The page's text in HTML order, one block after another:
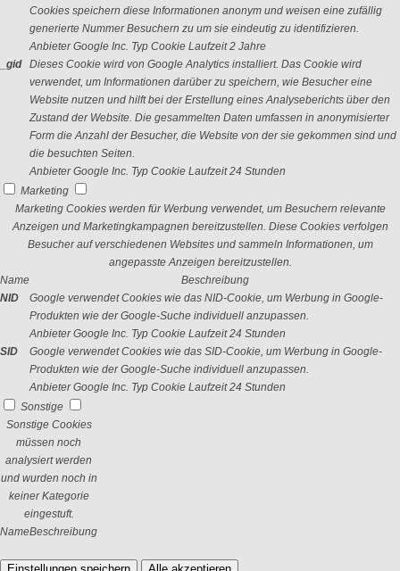
Cookies speichern diese Informationen anonym und weisen eine zufällig
generierte Nummer Besuchern zu um sie eindeutig zu identifizieren.
Anbieter Google Inc. Typ Cookie Laufzeit 2 Jahre
_gid
Dieses Cookie wird von Google Analytics installiert. Das Cookie wird
verwendet, um Informationen darüber zu speichern, wie Besucher eine
Website nutzen und hilft bei der Erstellung eines Analyseberichts über den
Zustand der Website. Die gesammelten Daten umfassen in anonymisierter
Form die Anzahl der Besucher, die Website von der sie gekommen sind und
die besuchten Seiten.
Anbieter Google Inc. Typ Cookie Laufzeit 24 Stunden
Marketing
Marketing Cookies werden für Werbung verwendet, um Besuchern relevante
Anzeigen und Marketingkampagnen bereitzustellen. Diese Cookies verfolgen
Besucher auf verschiedenen Websites und sammeln Informationen, um
angepasste Anzeigen bereitzustellen.
Name
Beschreibung
NID
Google verwendet Cookies wie das NID-Cookie, um Werbung in Google-
Produkten wie der Google-Suche individuell anzupassen.
Anbieter Google Inc. Typ Cookie Laufzeit 24 Stunden
SID
Google verwendet Cookies wie das SID-Cookie, um Werbung in Google-
Produkten wie der Google-Suche individuell anzupassen.
Anbieter Google Inc. Typ Cookie Laufzeit 24 Stunden
Sonstige
Sonstige Cookies
müssen noch
analysiert werden
und wurden noch in
keiner Kategorie
eingestuft.
NameBeschreibung